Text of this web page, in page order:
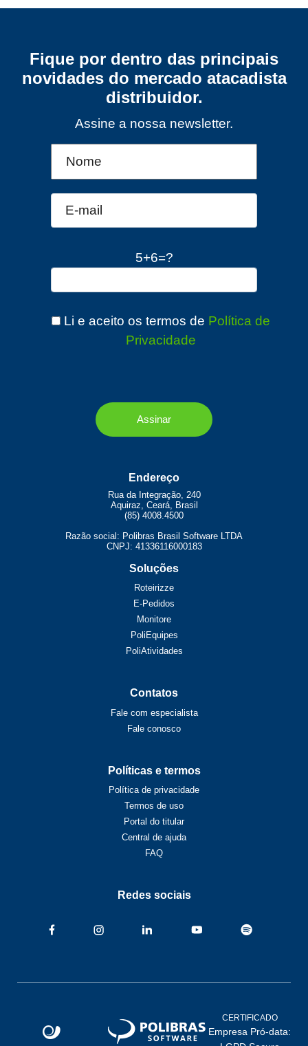
Fique por dentro das principais
novidades do mercado atacadista
distribuidor.
Assine a nossa newsletter.
5+6=?
Li e aceito os termos de Política de
Privacidade
Endereço
Rua da Integração, 240
Aquiraz, Ceará, Brasil
(85) 4008.4500
Razão social: Polibras Brasil Software LTDA
CNPJ: 41336116000183
Soluções
Roteirizze
E-Pedidos
Monitore
PoliEquipes
PoliAtividades
Contatos
Fale com especialista
Fale conosco
Políticas e termos
Política de privacidade
Termos de uso
Portal do titular
Central de ajuda
FAQ
Redes sociais
CERTIFICADO
Empresa Pró-data: